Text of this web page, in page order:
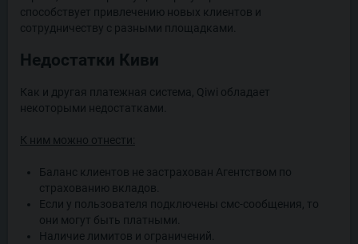
способствует привлечению новых клиентов и
сотрудничеству с разными площадками.
Недостатки Киви
Как и другая платежная система, Qiwi обладает
некоторыми недостатками.
К ним можно отнести:
Баланс клиентов не застрахован Агентством по
страхованию вкладов.
Если у пользователя подключены смс-сообщения, то
они могут быть платными.
Наличие лимитов и ограничений.